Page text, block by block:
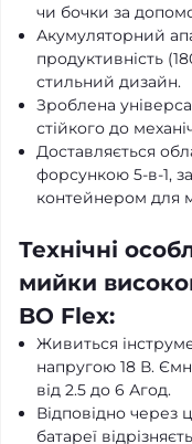
чи бочки за
Акумуляторний
продуктивність
стильний дизайн.
Зроблена
стійкого до
Доставляється
форсункою 5-в-1,
контейнером для
Технічні
мийки
BO Flex:
Живиться
напругою 18 В.
від 2.5 до 6 Агод.
Відповідно через
батареї